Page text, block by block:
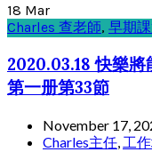
18 Mar
Charles 查老師, 早期
2020.03.18 快樂
第一册第33節
November 17,
Charles主任, 工